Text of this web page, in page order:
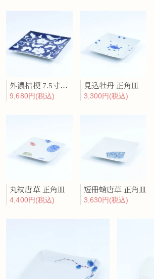
外濃桔梗 7.5寸正角皿
9,680円(税込)
見込牡丹 正角皿
3,300円(税込)
丸紋唐草 正角皿
4,400円(税込)
短冊蛸唐草 正角皿
3,630円(税込)